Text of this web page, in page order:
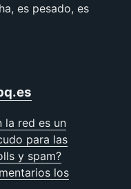
es pesado, es
la red es un
para las
y spam?
los